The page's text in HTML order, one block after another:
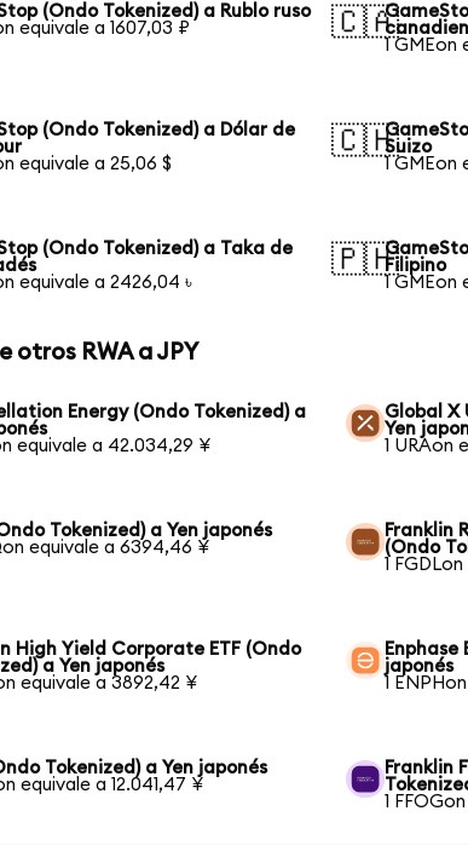
(Ondo Tokenized) a Rublo ruso
equivale a 1607,03 ₽
🇨🇦
1 GMEon
(Ondo Tokenized) a Dólar de
equivale a 25,06 $
🇨🇭Suizo
1 GMEon
(Ondo Tokenized) a Taka de
equivale a 2426,04 ৳
🇵🇭Filipino
1 GMEon
otros RWA a JPY
Energy (Ondo Tokenized) a
equivale a 42.034,29 ¥
Global X
Yen
1 URAon
Tokenized) a Yen japonés
equivale a 6394,46 ¥
Franklin
(Ondo
1
High Yield Corporate ETF (Ondo
a Yen japonés
equivale a 3892,42 ¥
Enphase
japonés
1
Tokenized) a Yen japonés
equivale a 12.041,47 ¥
Franklin
1